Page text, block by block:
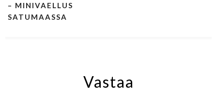
– MINIVAELLUS
SATUMAASSA
Vastaa